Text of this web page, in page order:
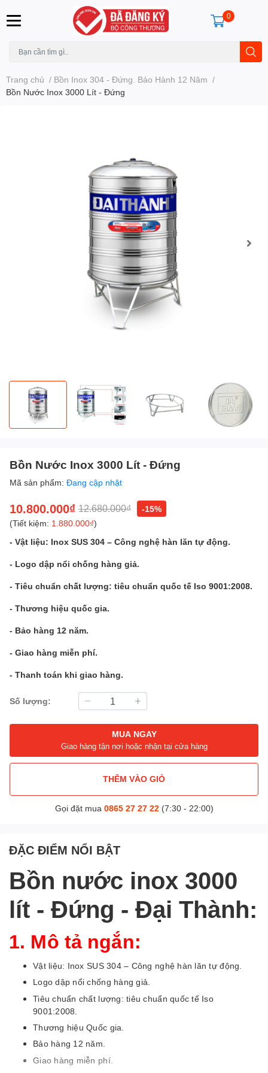
0
Trang chủ / Bồn Inox 304 - Đứng. Bảo Hành 12 Năm /
Bồn Nước Inox 3000 Lít - Đứng
Bồn Nước Inox 3000 Lít - Đứng
Mã sản phẩm: Đang cập nhật
10.800.000₫ 12.680.000₫
-15%
(Tiết kiệm: 1.880.000₫)
- Vật liệu: Inox SUS 304 – Công nghệ hàn lăn tự động.
- Logo dập nổi chống hàng giả.
- Tiêu chuẩn chất lượng: tiêu chuẩn quốc tế Iso 9001:2008.
- Thương hiệu quốc gia.
- Bảo hàng 12 năm.
- Giao hàng miễn phí.
- Thanh toán khi giao hàng.
Số lượng:
MUA NGAY
Giao hàng tận nơi hoặc nhận tại cửa hàng
THÊM VÀO GIỎ
Gọi đặt mua 0865 27 27 22(7:30 - 22:00)
ĐẶC ĐIỂM NỔI BẬT
Bồn nước inox 3000
lít - Đứng - Đại Thành:
1. Mô tả ngắn:
Vật liệu: Inox SUS 304 – Công nghệ hàn lăn tự động.
Logo dập nổi chống hàng giả.
Tiêu chuẩn chất lượng: tiêu chuẩn quốc tế Iso
9001:2008.
Thương hiệu Quốc gia.
Bảo hàng 12 năm.
Giao hàng miễn phí.